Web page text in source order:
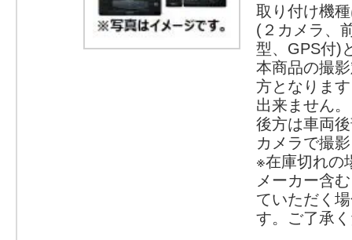
取り付け機
(２カメラ、
型、GPS付)
本商品の撮
方となりま
出来ません。
後方は車両
カメラで撮
※在庫切れの
メーカー含
ていただく
す。ご了承